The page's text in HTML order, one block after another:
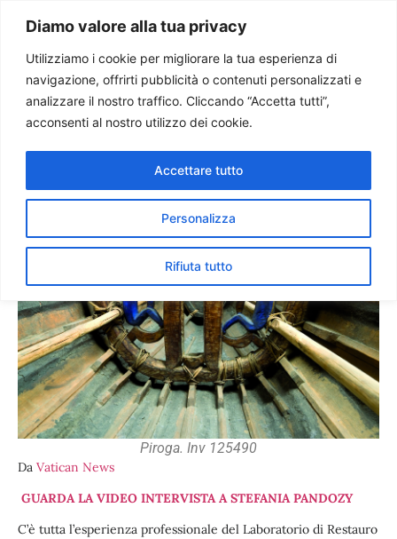
Diamo valore alla tua privacy
Utilizziamo i cookie per migliorare la tua esperienza di
navigazione, offrirti pubblicità o contenuti personalizzati e
analizzare il nostro traffico. Cliccando “Accetta tutti”,
acconsenti al nostro utilizzo dei cookie.
Personalizza
Rifiuta tutto
Accettare tutto
Paolo Ondarza
Libri. Il Museo Etnologico
Vaticano eil valore sociale
del restauro
Piroga. Inv 125490
Da Vatican News
GUARDA LA VIDEO INTERVISTA A STEFANIA PANDOZY
C’è tutta l’esperienza professionale del Laboratorio di Restauro